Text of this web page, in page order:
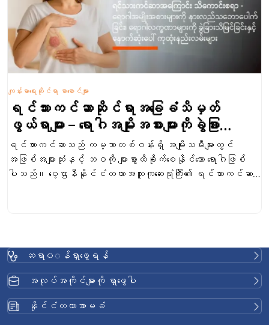
သားကင်ဆာဆိုင်ရာအခြေခံသိမှတ်
ာများ – ရောဂါအမျိုးအစားများကိုခွဲခြား
းလည်ခြင်း၊ရောဂါလက္ခဏာများကို
စ်တကျသတိပြုခြင်းနှင့်အဆင့်မြင့်
းနည်းလမ်းများ
ားကင်ဆာသည် ကမ္ဘာတစ်ဝန်းရှိ အမျိုးသမီးများတွင်
စ်အများဆုံးနှင့် ဘဝကို များစွာထိခိုက်စေနိုင်သော ရောဂါဖြစ်
ည်။ ဝေ့ဌာနီနိုင်ငံတကာအထူးကုဆေးရုံကြီး၏ ရင်သားကင်ဆာ
ပေါ်လာသည့် ရောဂါဖြစ်ပါသည်။ ထိုကင်ဆာဆဲလ်များသည် အနီး
ရှိ တစ်ရှူးများကို ကျူးကျော်ဝင်ရောက်နိုင်ရုံသာမက ရောဂါအခြေအနေ
င်းထန်လာပါက အရိုး၊ အသည်း၊ အဆုတ် သို့မဟုတ် ဦးနှောက်
ော ခန္ဓာကိုယ်၏ အခြားအစိတ်အပိုင်းများသို့ ပြန့်နှံ့သွားတတ်
ည်။ ယင်းအခြေအနေကို ပြန့်နှံ့ရင်သားကင်ဆာ (Metastatic
Cancer) ဟု သတ်မှတ်ပါသည်။ ရင်သားကင်ဆာသည်
မာရေးဆိုင်ရာ စာစောင်များ
နှ
အ
ရှ
နို
အ
နှ
နို
ဆရာ၀◌န်ရှာဖွေရန်
အလုပ်အကိုင်များကို ရှာဖွေပါ
နိုင်ငံတကာအာမခံ